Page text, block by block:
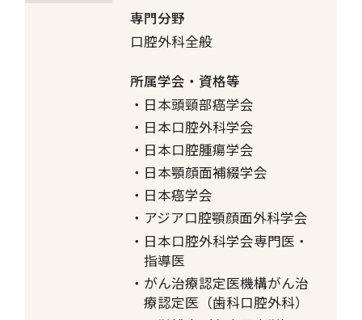
専門分野
口腔外科全般
所属学会・資格等
日本頭頸部癌学会
日本口腔外科学会
日本口腔腫瘍学会
日本顎顔面補綴学会
日本癌学会
アジア口腔顎顔面外科学会
日本口腔外科学会専門医・
指導医
がん治療認定医機構がん治
療認定医（歯科口腔外科）